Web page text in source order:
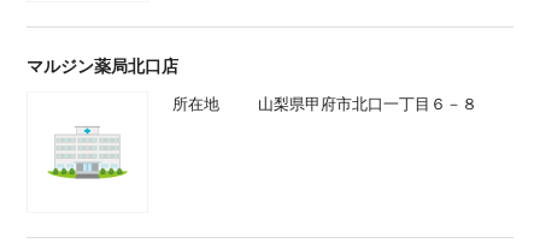
マルジン薬局北口店
所在地 山梨県甲府市北口一丁目６－８